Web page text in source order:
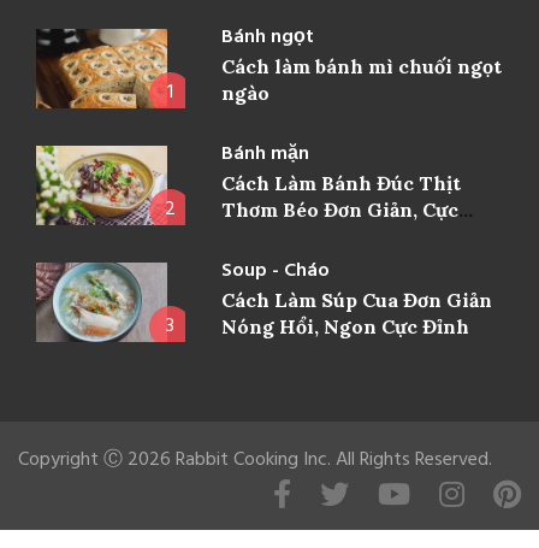
1
Bánh ngọt
Cách làm bánh mì chuối ngọt
ngào
2
Bánh mặn
Cách Làm Bánh Đúc Thịt
Thơm Béo Đơn Giản, Cực
3
Soup - Cháo
Cách Làm Súp Cua Đơn Giản
Nóng Hổi, Ngon Cực Đỉnh
Copyright Ⓒ 2026 Rabbit Cooking Inc. All Rights Reserved.